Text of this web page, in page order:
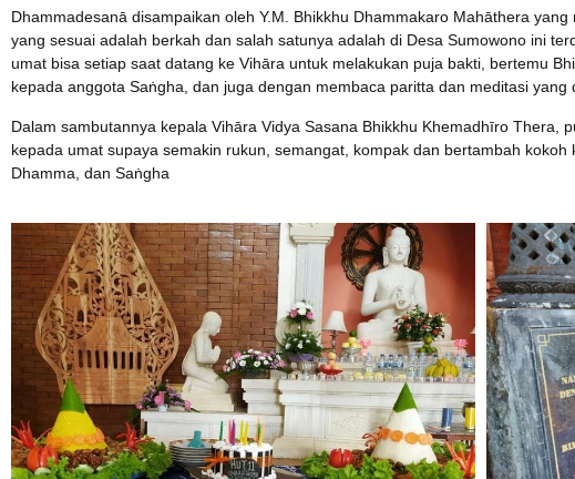
Dhammadesanā disampaikan oleh Y.M. Bhikkhu Dhammakaro Mahāthera
yang sesuai adalah berkah dan salah satunya adalah di Desa Sumowono ini
umat bisa setiap saat datang ke Vihāra untuk melakukan puja bakti, bertemu
kepada anggota Saṅgha, dan juga dengan membaca paritta dan meditasi yang
Dalam sambutannya kepala Vihāra Vidya Sasana Bhikkhu Khemadhīro Thera,
kepada umat supaya semakin rukun, semangat, kompak dan bertambah kokoh
Dhamma, dan Saṅgha